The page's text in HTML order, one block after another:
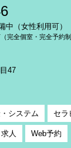
中（女性利用可）
完全個室・完全予約制
47
システム セラ
人 Web予約